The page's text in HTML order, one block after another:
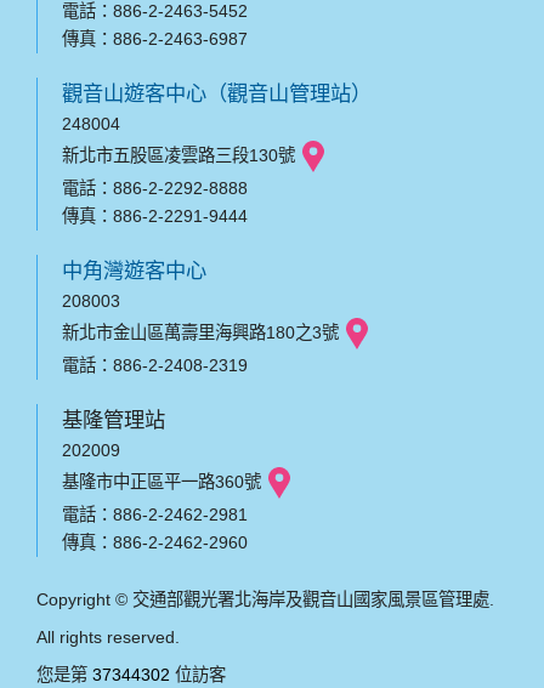
電話：886-2-2463-5452
傳真：886-2-2463-6987
觀音山遊客中心（觀音山管理站）
248004
新北市五股區凌雲路三段130號
電話：886-2-2292-8888
傳真：886-2-2291-9444
中角灣遊客中心
208003
新北市金山區萬壽里海興路180之3號
電話：886-2-2408-2319
基隆管理站
202009
基隆市中正區平一路360號
電話：886-2-2462-2981
傳真：886-2-2462-2960
Copyright © 交通部觀光署北海岸及觀音山國家風景區管理處.
All rights reserved.
您是第 37344302 位訪客